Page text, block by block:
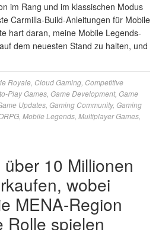
im Rang und im klassischen Modus
Carmilla-Build-Anleitungen für Mobile
hart daran, meine Mobile Legends-
dem neuesten Stand zu halten, und
Royale Cloud Gaming Competitive
Play Games Game Development, Game
Updates Gaming Community, Gaming
Mobile Legends Multiplayer Games
10 Millionen
wobei
MENA-Region
Rolle spielen